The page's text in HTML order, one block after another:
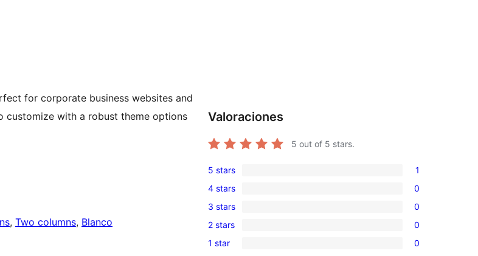
for corporate business websites and
customize with a robust theme options
, Two columns, Blanco
Valoraciones
5 out of 5 stars.
1
5-
star
review
5 stars 1
0
4-
star
reviews
4 stars 0
0
3-
star
3 stars 0
0
2-
2 stars 0
0
1 star 0